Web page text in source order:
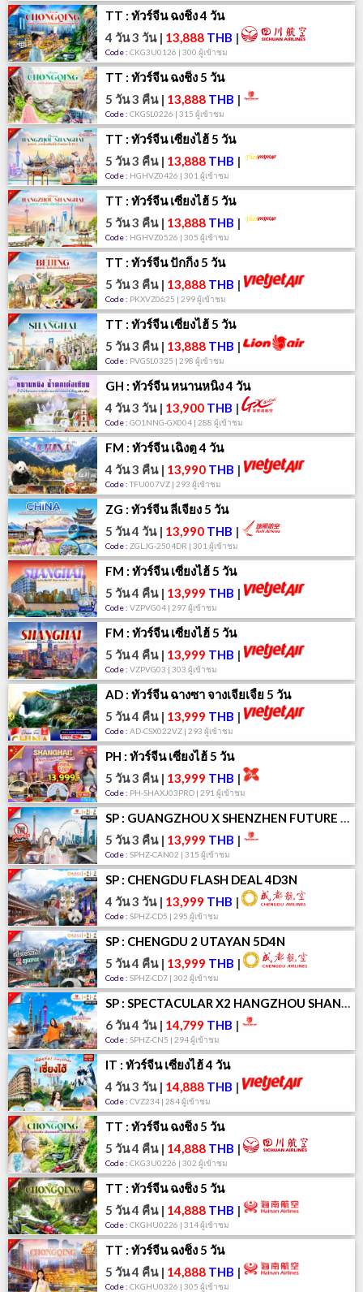
TT : ทัวร์จีน ฉงชิ่ง 4 วัน
4 วัน 3 วัน| 13,888 THB |
Code : CKG3U0126 | 300 ผู้เข้าชม
TT : ทัวร์จีน ฉงชิ่ง 5 วัน
5 วัน 3 คืน| 13,888 THB |
Code : CKGSL0226 | 315 ผู้เข้าชม
TT : ทัวร์จีน เซี่ยงไฮ้ 5 วัน
5 วัน 3 คืน| 13,888 THB |
Code : HGHVZ0426 | 301 ผู้เข้าชม
TT : ทัวร์จีน เซี่ยงไฮ้ 5 วัน
5 วัน 3 คืน| 13,888 THB |
Code : HGHVZ0526 | 305 ผู้เข้าชม
TT : ทัวร์จีน ปักกิ่ง 5 วัน
5 วัน 3 คืน| 13,888 THB |
Code : PKXVZ0625 | 299 ผู้เข้าชม
TT : ทัวร์จีน เซี่ยงไฮ้ 5 วัน
5 วัน 3 คืน| 13,888 THB |
Code : PVGSL0325 | 298 ผู้เข้าชม
GH : ทัวร์จีน หนานหนิง 4 วัน
4 วัน 3 วัน| 13,900 THB |
Code : GO1NNG-GX004 | 288 ผู้เข้าชม
FM : ทัวร์จีน เฉิงตู 4 วัน
4 วัน 3 คืน| 13,990 THB |
Code : TFU007VZ | 293 ผู้เข้าชม
ZG : ทัวร์จีน ลี่เจียง 5 วัน
5 วัน 4 วัน| 13,990 THB |
Code : ZGLJG-2504DR | 301 ผู้เข้าชม
FM : ทัวร์จีน เซี่ยงไฮ้ 5 วัน
5 วัน 4 คืน| 13,999 THB |
Code : VZPVG04 | 297 ผู้เข้าชม
FM : ทัวร์จีน เซี่ยงไฮ้ 5 วัน
5 วัน 4 คืน| 13,999 THB |
Code : VZPVG03 | 303 ผู้เข้าชม
AD : ทัวร์จีน ฉางซา จางเจียเจี้ย 5 วัน
5 วัน 4 คืน| 13,999 THB |
Code : AD-CSX022VZ | 293 ผู้เข้าชม
PH : ทัวร์จีน เซี่ยงไฮ้ 5 วัน
5 วัน 3 คืน| 13,999 THB |
Code : PH-SHAXJ03PRO | 291 ผู้เข้าชม
SP : GUANGZHOU X SHENZHEN FUTURE CITY 5D3N
5 วัน 3 คืน| 13,999 THB |
Code : SPHZ-CAN02 | 315 ผู้เข้าชม
SP : CHENGDU FLASH DEAL 4D3N
4 วัน 3 วัน| 13,999 THB |
Code : SPHZ-CD5 | 295 ผู้เข้าชม
SP : CHENGDU 2 UTAYAN 5D4N
5 วัน 4 คืน| 13,999 THB |
Code : SPHZ-CD7 | 302 ผู้เข้าชม
SP : SPECTACULAR X2 HANGZHOU SHANGHAI 6D4N
6 วัน 4 วัน| 14,799 THB |
Code : SPHZ-CN5 | 294 ผู้เข้าชม
IT : ทัวร์จีน เซี่ยงไฮ้ 4 วัน
4 วัน 3 วัน| 14,888 THB |
Code : CVZ234 | 284 ผู้เข้าชม
TT : ทัวร์จีน ฉงชิ่ง 5 วัน
5 วัน 4 คืน| 14,888 THB |
Code : CKG3U0226 | 302 ผู้เข้าชม
TT : ทัวร์จีน ฉงชิ่ง 5 วัน
5 วัน 4 คืน| 14,888 THB |
Code : CKGHU0226 | 314 ผู้เข้าชม
TT : ทัวร์จีน ฉงชิ่ง 5 วัน
5 วัน 4 คืน| 14,888 THB |
Code : CKGHU0326 | 305 ผู้เข้าชม